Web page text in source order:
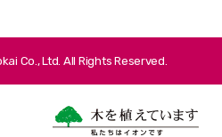
Co., Ltd. All Rights Reserved.